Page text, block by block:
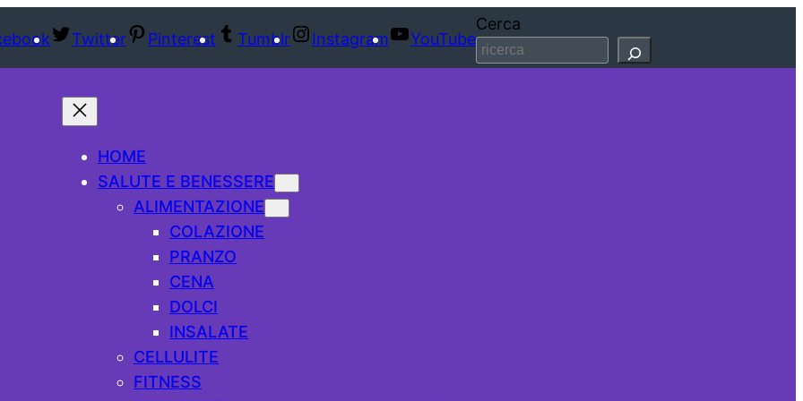
Twitter Pinterest Tumblr Instagram YouTube
Cerca
HOME
SALUTE E BENESSERE
ALIMENTAZIONE
COLAZIONE
PRANZO
CENA
DOLCI
INSALATE
CELLULITE
FITNESS